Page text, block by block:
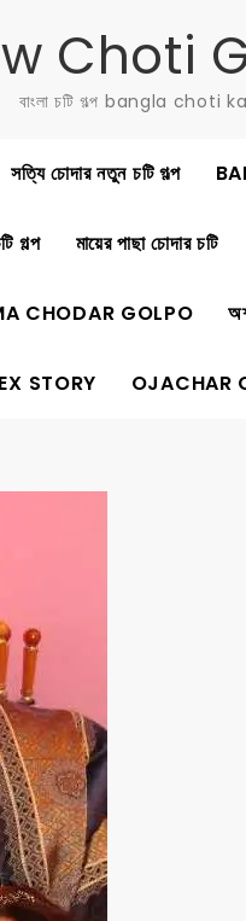
Choti
বাংলা চটি গল্প bangla choti
সত্যি চোদার নতুন চটি গল্প
গল্প মায়ের পাছা চোদার চটি
CHODAR GOLPO
STORY OJACHAR